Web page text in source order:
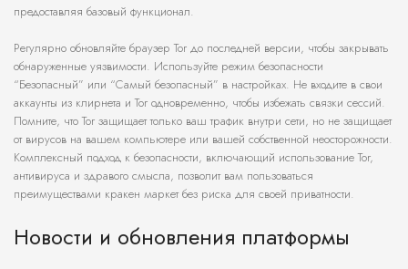
предоставляя базовый функционал.
Регулярно обновляйте браузер Tor до последней версии, чтобы закрывать
обнаруженные уязвимости. Используйте режим безопасности
“Безопасный” или “Самый безопасный” в настройках. Не входите в свои
аккаунты из клирнета и Tor одновременно, чтобы избежать связки сессий.
Помните, что Tor защищает только ваш трафик внутри сети, но не защищает
от вирусов на вашем компьютере или вашей собственной неосторожности.
Комплексный подход к безопасности, включающий использование Tor,
антивируса и здравого смысла, позволит вам пользоваться
преимуществами кракен маркет без риска для своей приватности.
Новости и обновления платформы